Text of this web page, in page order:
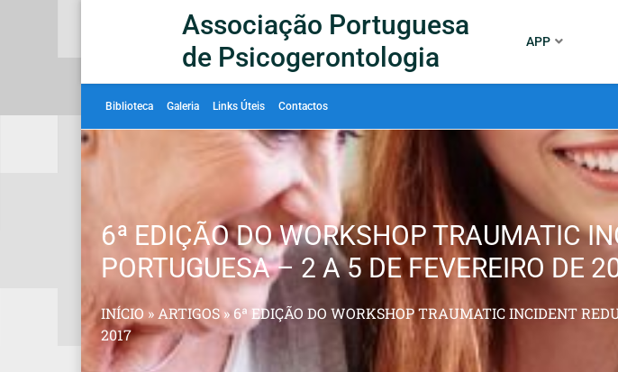
Associação Portuguesa
de Psicogerontologia
APP
Biblioteca Galeria Links Úteis Contactos
6ª EDIÇÃO DO WORKSHOP TRAUMATIC
PORTUGUESA – 2 A 5 DE FEVEREIRO DE
INÍCIO » ARTIGOS »6ª EDIÇÃO DO WORKSHOP TRAUMATIC INCIDENT
2017